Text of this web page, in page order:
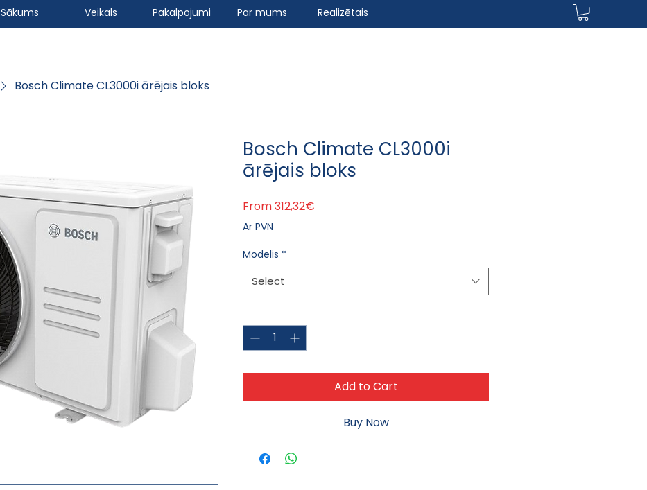
Sākums Veikals Pakalpojumi Par mums Realizētais
Bosch Climate CL3000i ārējais bloks
Bosch Climate CL3000i
ārējais bloks
From312,32€
Ar PVN
Modelis *
Select
Add to Cart
Buy Now